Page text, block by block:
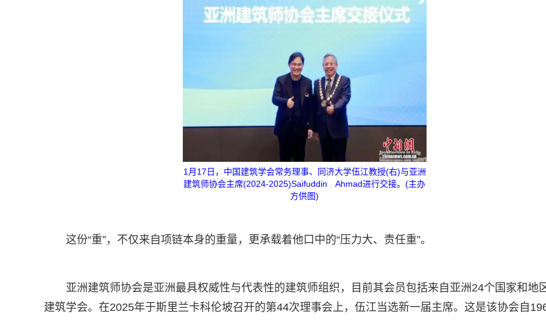
1月17日，中国建筑学会常务理事、同济大学伍江教授(右)与亚洲
建筑师协会主席(2024-2025)Saifuddin Ahmad进行交接。(主办
方供图)
这份“重”，不仅来自项链本身的重量，更承载着他口中的“压力大、责任重”。
亚洲建筑师协会是亚洲最具权威性与代表性的建筑师组织，目前其会员包括来自亚洲24个国家和地
建筑学会。在2025年于斯里兰卡科伦坡召开的第44次理事会上，伍江当选新一届主席。这是该协会自